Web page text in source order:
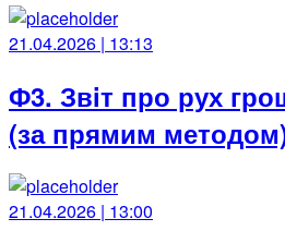
21.04.2026 | 13:13
Ф3. Звiт про рух
(за прямим
21.04.2026 | 13:00